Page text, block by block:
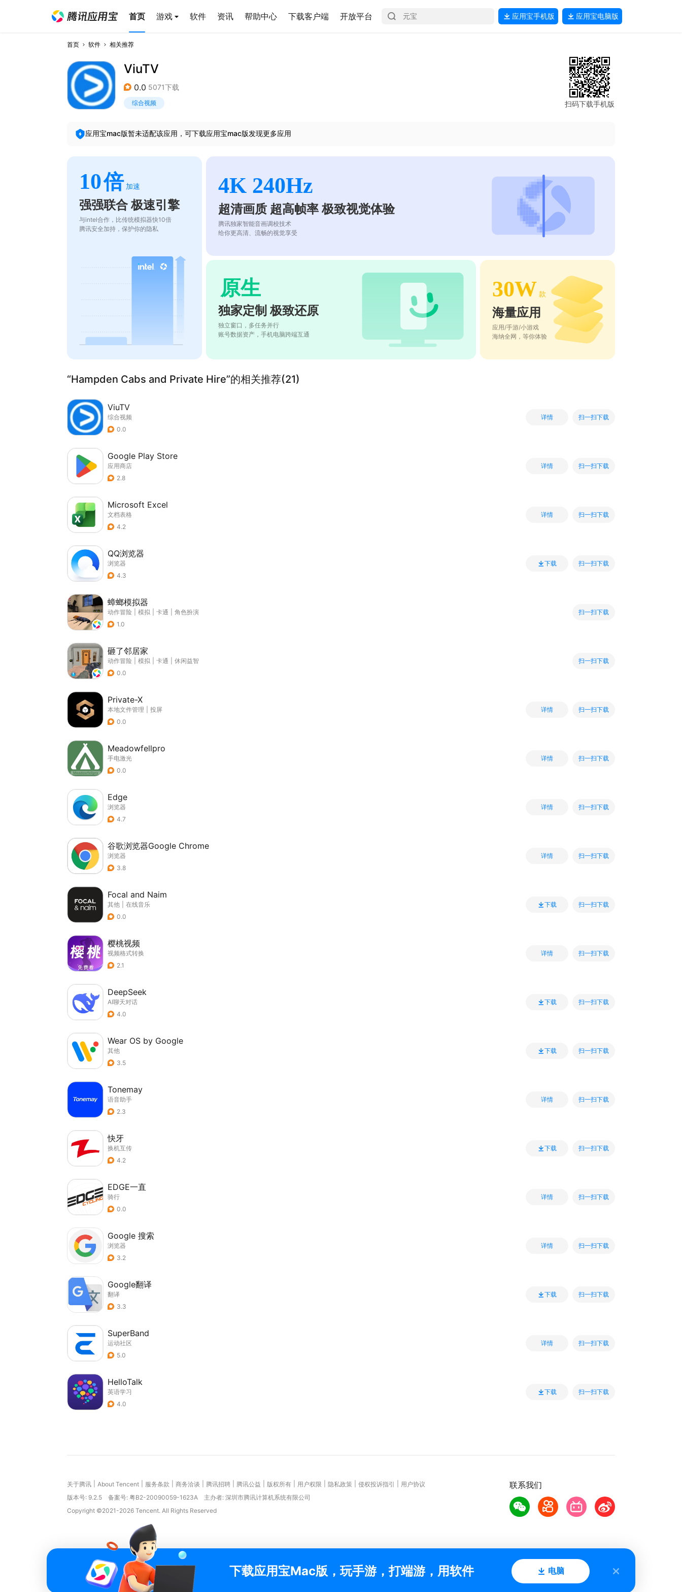
首页 游戏 软件 资讯 帮助中心 下载客户端 开放平台 应用宝手机版 应用宝电脑版
首页 软件 相关推荐
ViuTV
0.0 5071下载
综合视频 扫码下载手机版
应用宝mac版暂未适配该应用，可下载应用宝mac版发现更多应用
10倍 加速
强强联合 极速引擎
与intel合作，比传统模拟器快10倍
腾讯安全加持，保护你的隐私
4K 240Hz
超清画质 超高帧率 极致视觉体验
腾讯独家智能音画调校技术
给你更高清、流畅的视觉享受
原生
独家定制 极致还原
独立窗口，多任务并行
账号数据资产，手机电脑跨端互通
30W 款
海量应用
应用/手游/小游戏
海纳全网，等你体验
“Hampden Cabs and Private Hire”的相关推荐(21)
ViuTV
综合视频
0.0
详情 扫一扫下载
Google Play Store
应用商店
2.8
详情 扫一扫下载
Microsoft Excel
文档表格
4.2
详情 扫一扫下载
QQ浏览器
浏览器
4.3
下载 扫一扫下载
蟑螂模拟器
动作冒险 模拟 卡通
角色扮演
1.0
扫一扫下载
砸了邻居家
动作冒险 模拟 卡通
休闲益智
0.0
扫一扫下载
Private-X
本地文件管理
投屏
0.0
详情 扫一扫下载
Meadowfellpro
手电激光
0.0
详情 扫一扫下载
Edge
浏览器
4.7
详情 扫一扫下载
谷歌浏览器Google Chrome
浏览器
3.8
详情 扫一扫下载
Focal and Naim
其他
在线音乐
0.0
下载 扫一扫下载
樱桃视频
视频格式转换
2.1
详情 扫一扫下载
DeepSeek
AI聊天对话
4.0
下载 扫一扫下载
Wear OS by Google
其他
3.5
下载 扫一扫下载
Tonemay
语音助手
2.3
详情 扫一扫下载
快牙
换机互传
4.2
下载 扫一扫下载
EDGE一直
骑行
0.0
详情 扫一扫下载
Google 搜索
浏览器
3.2
详情 扫一扫下载
Google翻译
翻译
3.3
下载 扫一扫下载
SuperBand
运动社区
5.0
详情 扫一扫下载
HelloTalk
英语学习
4.0
下载 扫一扫下载
联系我们
关于腾讯 About Tencent 服务条款 商务洽谈 腾讯招聘 腾讯公益 版权所有 用户权限 隐私政策 侵权投诉指引
用户协议
版本号: 9.2.5 备案号: 粤B2-20090059-1623A
主办者: 深圳市腾讯计算机系统有限公司
Copyright ©2021-2026 Tencent. All Rights Reserved
下载应用宝Mac版，玩手游，打端游，用软件 电脑